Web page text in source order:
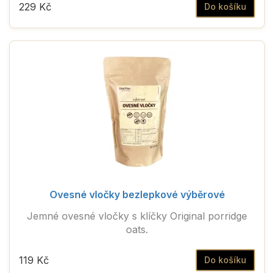
Do košíku
229 Kč
Ovesné vločky bezlepkové výběrové
Jemné ovesné vločky s klíčky Original porridge
oats.
Do košíku
119 Kč